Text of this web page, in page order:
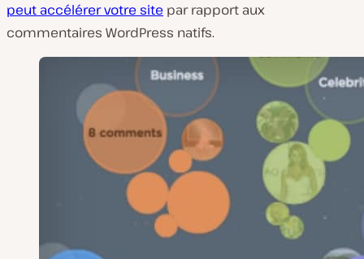
peut accélérer votre site par rapport aux
commentaires WordPress natifs.